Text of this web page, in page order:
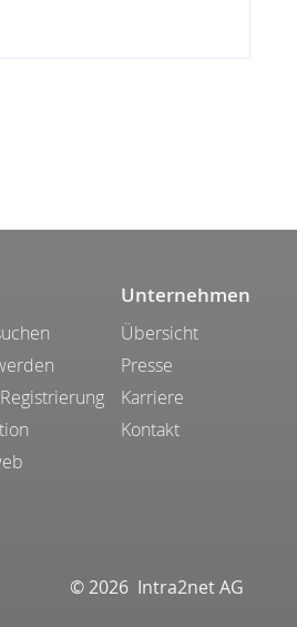
Unternehmen
Übersicht
Presse
Karriere
Kontakt
© 2026 Intra2net AG